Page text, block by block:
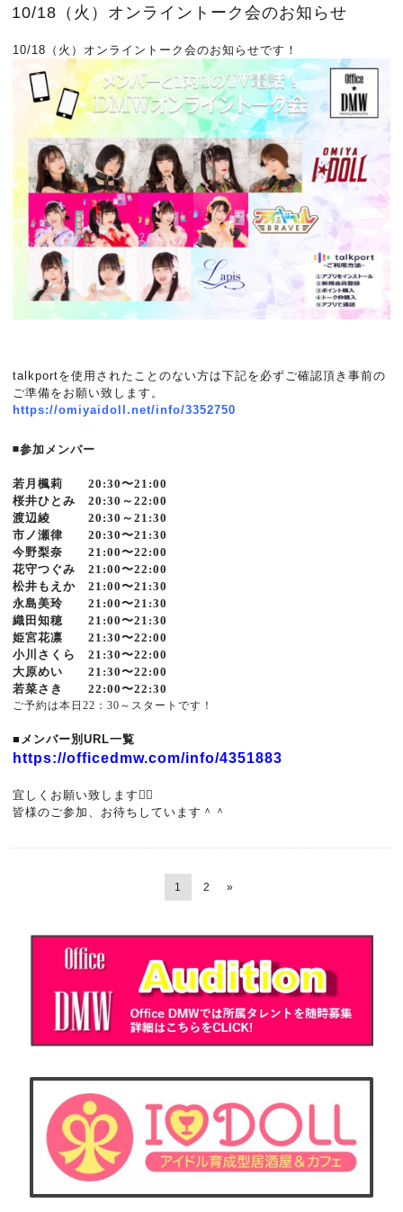
10/18（火）オンライントーク会のお知らせ
10/18（火）オンライントーク会のお知らせです！
talkportを使用されたことのない方は下記を必ずご確認頂き事前の
ご準備をお願い致します。
https://omiyaidoll.net/info/3352750
◾️参加メンバー
若月楓莉 20:30〜21:00
桜井ひとみ 20:30～22:00
渡辺綾 20:30～21:30
市ノ瀬律 20:30〜21:30
今野梨奈 21:00〜22:00
花守つぐみ 21:00〜22:00
松井もえか 21:00〜21:30
永島美玲 21:00〜21:30
織田知穂 21:00〜21:30
姫宮花凛 21:30〜22:00
小川さくら 21:30〜22:00
大原めい 21:30〜22:00
若菜さき 22:00〜22:30
ご予約は本日22：30～スタートです！
■メンバー別URL一覧
https://officedmw.com/info/4351883
宜しくお願い致します🙇‍♂️
皆様のご参加、お待ちしています＾＾
1 2 »